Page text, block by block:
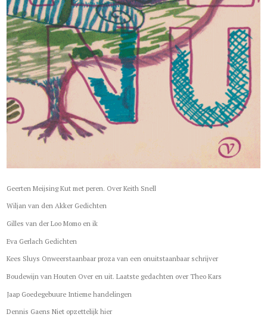
Geerten Meijsing Kut met peren. Over Keith Snell
Wiljan van den Akker Gedichten
Gilles van der Loo Momo en ik
Eva Gerlach Gedichten
Kees Sluys Onweerstaanbaar proza van een onuitstaanbaar schrijver
Boudewijn van Houten Over en uit. Laatste gedachten over Theo Kars
Jaap Goedegebuure Intieme handelingen
Dennis Gaens Niet opzettelijk hier